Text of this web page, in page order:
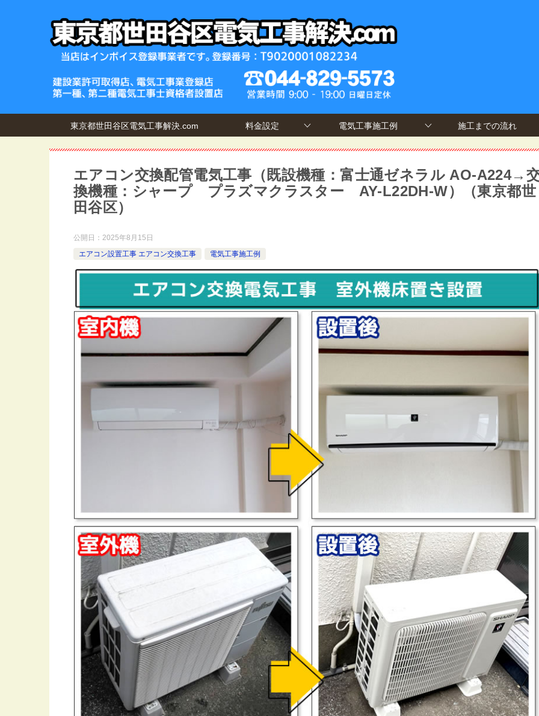
東京都世田谷区電気工事解決.com 料金設定 電気工事施工例 施工までの流れ
エアコン交換配管電気工事（既設機種：富士通ゼネラル AO-A224→
換機種：シャープ プラズマクラスター AY-L22DH-W）（東京都世
田谷区）
公開日： 2025年8月15日
エアコン設置工事 エアコン交換工事
電気工事施工例